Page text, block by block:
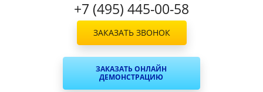
+7 (495) 445-00-58
ЗАКАЗАТЬ ЗВОНОК
ЗАКАЗАТЬ ОНЛАЙН
ДЕМОНСТРАЦИЮ